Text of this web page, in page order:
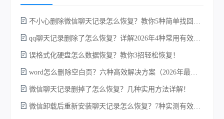
不小心删除微信聊天记录怎么恢复？教你5种简单找回的方法！
qq聊天记录删除了怎么恢复？详解2026年4种常用有效的方法（支持.db数据库提取）
误格式化硬盘怎么数据恢复？教你3招轻松恢复！
word怎么删除空白页？六种高效解决方案（2026年最新实操指南）！
微信聊天记录删掉了怎么恢复？几种实用方法详解！
微信卸载后重新安装聊天记录怎么恢复？7种实测有效的恢复方案详解！